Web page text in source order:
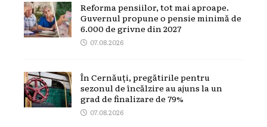
Reforma pensiilor, tot mai aproape.
Guvernul propune o pensie minimă de
6.000 de grivne din 2027
07.08.2026
În Cernăuți, pregătirile pentru
sezonul de încălzire au ajuns la un
grad de finalizare de 79%
07.08.2026